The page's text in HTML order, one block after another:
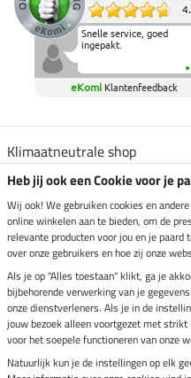
Snelle service, goed
ingepakt.
eKomi Klantenfeedback
Klimaatneutrale shop
Verzending per
Veilig betalen met
Heb jij ook een Cookie voor je
Wij ook! We gebruiken cookies en
online winkelen aan te bieden, om de
relevante producten voor jou en je
over onze gebruikers en hoe zij onze
Als je op "Alles toestaan" klikt, ga je
bijbehorende verwerking van je
onze dienstverleners. Als je in de
jouw bezoek alleen voortgezet met
voor het soepele functioneren van onze
Natuurlijk kun je de instellingen op elk